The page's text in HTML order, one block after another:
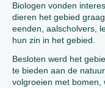
Biologen vonden
dieren het gebied
eenden, aalscholvers,
hun zin in het gebied.
Besloten werd het
te bieden aan de
volgroeien met